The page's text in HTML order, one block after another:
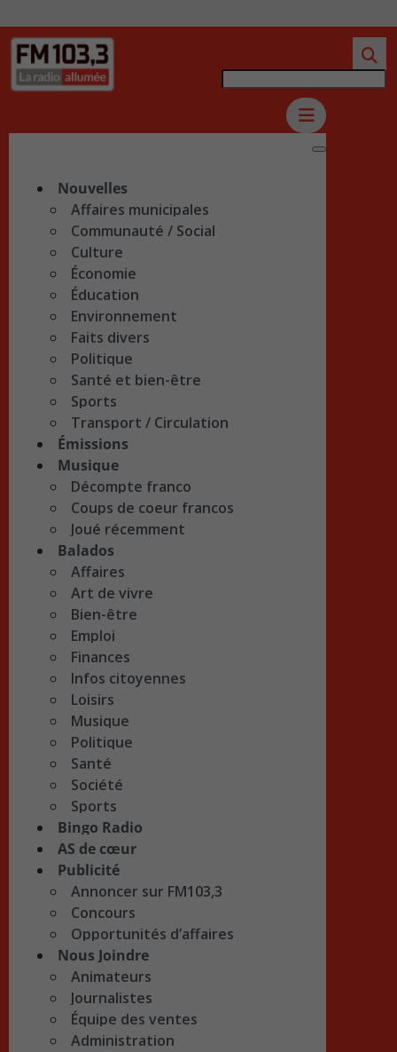
Nouvelles
Affaires municipales
Communauté / Social
Culture
Économie
Éducation
Environnement
Faits divers
Politique
Santé et bien-être
Sports
Transport / Circulation
Émissions
Musique
Décompte franco
Coups de coeur francos
Joué récemment
Balados
Affaires
Art de vivre
Bien-être
Emploi
Finances
Infos citoyennes
Loisirs
Musique
Politique
Santé
Société
Sports
Bingo Radio
AS de cœur
Publicité
Annoncer sur FM103,3
Concours
Opportunités d’affaires
Nous Joindre
Animateurs
Journalistes
Équipe des ventes
Administration